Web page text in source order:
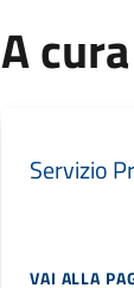
A
Servizio
VAI ALLA